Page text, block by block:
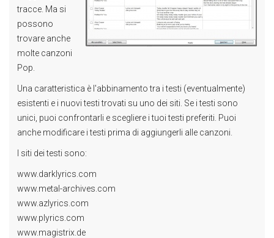
tracce. Ma si
possono
trovare anche
molte canzoni
Pop.
Una caratteristica è l'abbinamento tra i testi (eventualmente)
esistenti e i nuovi testi trovati su uno dei siti. Se i testi sono
unici, puoi confrontarli e scegliere i tuoi testi preferiti. Puoi
anche modificare i testi prima di aggiungerli alle canzoni.
I siti dei testi sono:
www.darklyrics.com
www.metal-archives.com
www.azlyrics.com
www.plyrics.com
www.magistrix.de